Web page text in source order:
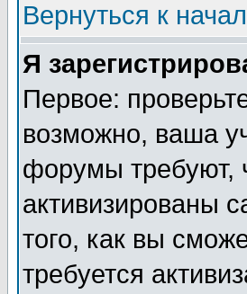
Вернуться к
Я
Первое:
возможно, ваша
форумы требуют,
активизированы
того, как вы
требуется